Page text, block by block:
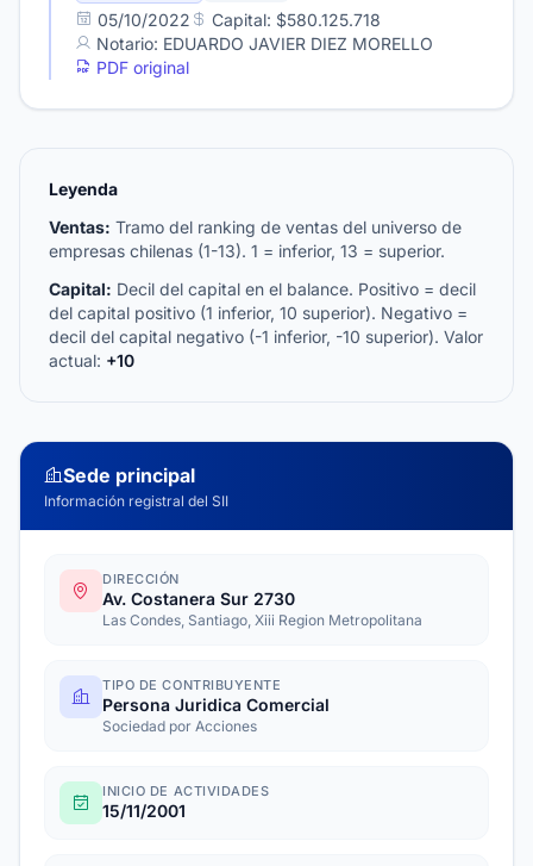
05/10/2022
Capital: $580.125.718
Notario: EDUARDO JAVIER DIEZ MORELLO
PDF original
Leyenda
Ventas: Tramo del ranking de ventas del universo de
empresas chilenas (1-13). 1 = inferior, 13 = superior.
Capital: Decil del capital en el balance. Positivo = decil
del capital positivo (1 inferior, 10 superior). Negativo =
decil del capital negativo (-1 inferior, -10 superior). Valor
actual: +10
Sede principal
Información registral del SII
DIRECCIÓN
Av. Costanera Sur 2730
Las Condes, Santiago, Xiii Region Metropolitana
TIPO DE CONTRIBUYENTE
Persona Juridica Comercial
Sociedad por Acciones
INICIO DE ACTIVIDADES
15/11/2001